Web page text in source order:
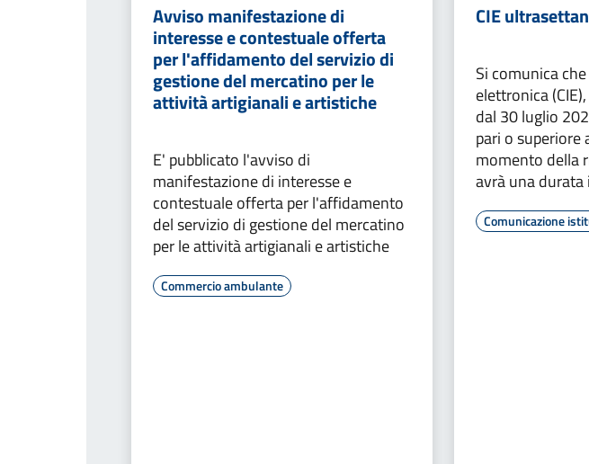
Avviso manifestazione di
interesse e contestuale offerta
per l'affidamento del servizio di
gestione del mercatino per le
attività artigianali e artistiche
E' pubblicato l'avviso di
manifestazione di interesse e
contestuale offerta per l'affidamento
del servizio di gestione del mercatino
per le attività artigianali e artistiche
Commercio ambulante
CIE
Si comunica
elettronica
dal 30 luglio
pari o superiore
momento della
avrà una
Comunicazione